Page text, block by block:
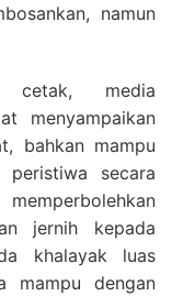
namun
cetak, media
menyampaikan
bahkan mampu
peristiwa secara
jernih kepada
khalayak luas
mampu dengan